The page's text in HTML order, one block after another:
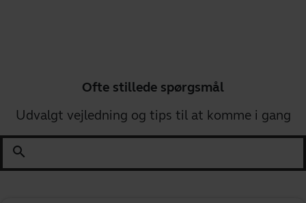
Ofte stillede spørgsmål
Udvalgt vejledning og tips til at komme i gang
search